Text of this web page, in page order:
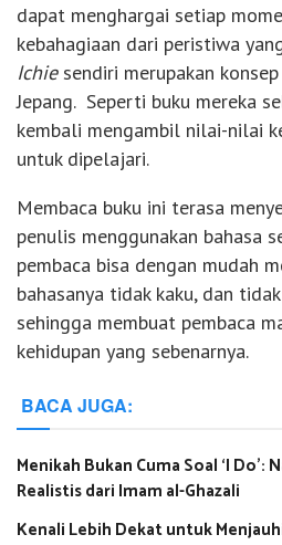
dapat menghargai setiap
kebahagiaan dari peristiwa
Ichiesendiri merupakan
Jepang. Seperti buku mereka
kembali mengambil nilai-nilai
untuk dipelajari.
Membaca buku ini terasa
penulis menggunakan bahasa
pembaca bisa dengan mudah
bahasanya tidak kaku, dan
sehingga membuat pembaca
kehidupan yang sebenarnya.
BACA JUGA:
Menikah Bukan Cuma Soal ‘I Do’:
Realistis dari Imam al-Ghazali
Kenali Lebih Dekat untuk